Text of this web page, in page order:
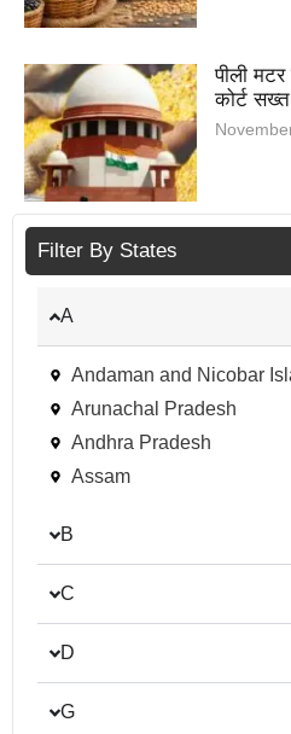
पीली
कोर्ट
Filter By States
A
Andaman and Nicobar
Arunachal Pradesh
Andhra Pradesh
Assam
B
C
D
G